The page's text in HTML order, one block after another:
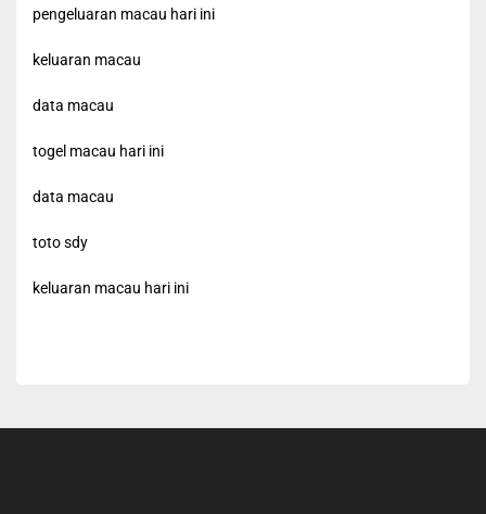
pengeluaran macau hari ini
keluaran macau
data macau
togel macau hari ini
data macau
toto sdy
keluaran macau hari ini